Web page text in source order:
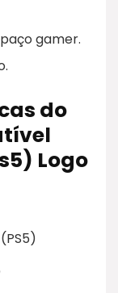
gamer.
do
Logo